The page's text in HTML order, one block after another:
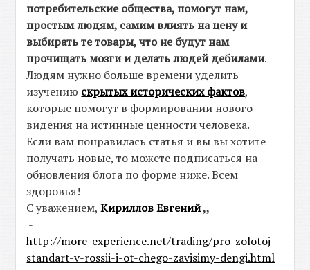
потребительские общества, помогут нам,
простым людям, самим влиять на цену и
выбирать те товары, что не будут нам
прочищать мозги и делать людей дебилами.
Людям нужно больше времени уделить
изучению скрытых исторических фактов,
которые помогут в формировании нового
видения на истинные ценности человека.
Если вам понравилась статья и вы вы хотите
получать новые, то можете подписаться на
обновления блога по форме ниже. Всем
здоровья!
С уважением,Кириллов Евгений,,
-
http://more-experience.net/trading/pro-zolotoj-
standart-v-rossii-i-ot-chego-zavisimy-dengi.html